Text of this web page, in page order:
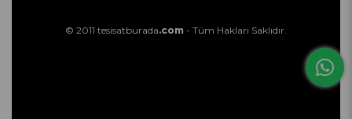
© 2011 tesisatburada.com - Tüm Hakları Saklıdır.